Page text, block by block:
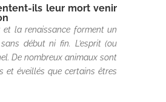
ils leur mort venir
la renaissance forment un
début ni fin. L’esprit (ou
De nombreux animaux sont
et éveillés que certains êtres